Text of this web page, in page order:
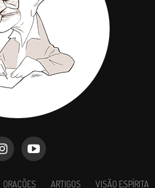
ORAÇÕES ARTIGOS VISÃO ESPÍRITA